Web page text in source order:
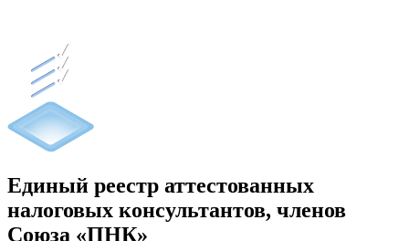
Единый реестр аттестованных
налоговых консультантов, членов
Союза «ПНК»